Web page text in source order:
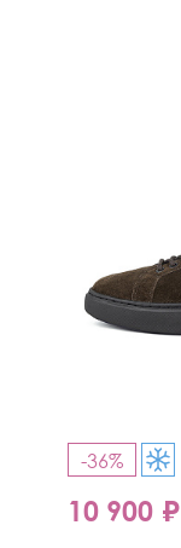
-36%
10 900 ₽